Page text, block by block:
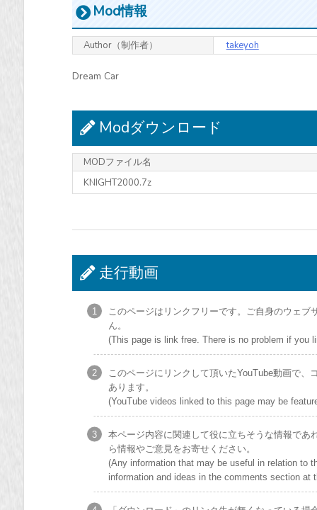
Mod情報
Author（制作者） takeyoh
Dream Car
Modダウンロード
MODファイル名
KNIGHT2000.7z
走行動画
このページはリンクフリーです。ご自身のウェ
ん。
(This page is link free. There is no problem if you
このページにリンクして頂いたYouTube動画で
あります。
(YouTube videos linked to this page may be
本ページ内容に関連して役に立ちそうな情報で
ら情報やご意見をお寄せください。
(Any information that may be useful in relation to
information and ideas in the comments section at